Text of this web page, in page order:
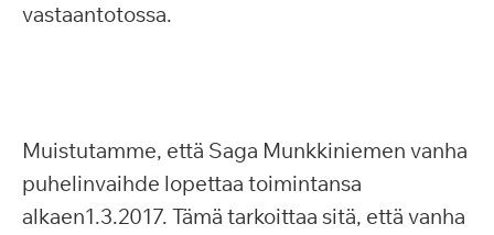
vastaantotossa.
Muistutamme, että Saga Munkkiniemen vanha
puhelinvaihde lopettaa toimintansa
alkaen1.3.2017. Tämä tarkoittaa sitä, että vanha